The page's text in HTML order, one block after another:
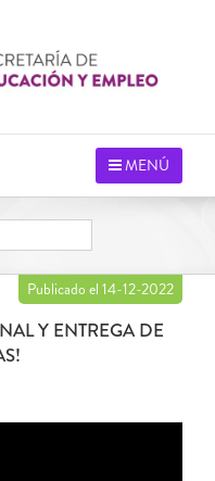
MENÚ
Publicado el 14-12-2022
Y ENTREGA DE